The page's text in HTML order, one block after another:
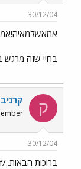
30/12/04
בחיי שזה
ק
30/12/04
ברוכות הבאות../images/Emo140.gif